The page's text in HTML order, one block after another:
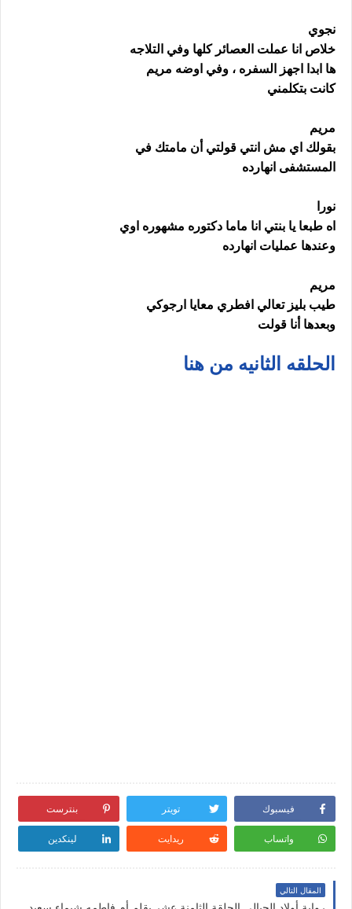
نجوي
خلاص انا عملت العصائر كلها وفي التلاجه
ها ابدا اجهز السفره ، وفي اوضه مريم
كانت بتكلمني
مريم
بقولك اي مش انتي قولتي أن مامتك في
المستشفى انهارده
نورا
اه طبعا يا بنتي انا ماما دكتوره مشهوره اوي
وعندها عمليات انهارده
مريم
طيب بليز تعالي افطري معايا ارجوكي
وبعدها أنا قولت
الحلقه الثانيه من هنا
فيسبوك تويتر بنترست
واتساب ريدايت لينكدين
المقال التالي